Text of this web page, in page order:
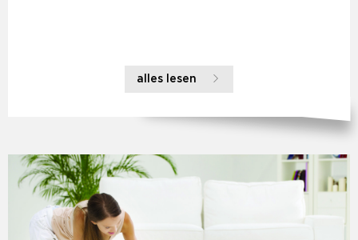
alles lesen